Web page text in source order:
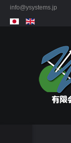
info@ysystems.jp